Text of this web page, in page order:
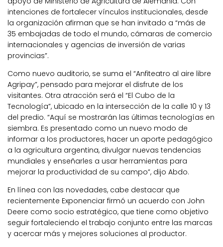
intenciones de fortalecer vínculos institucionales, desde
la organización afirman que se han invitado a “más de
35 embajadas de todo el mundo, cámaras de comercio
internacionales y agencias de inversión de varias
provincias”.
Como nuevo auditorio, se suma el “Anfiteatro al aire libre
Agripay”, pensado para mejorar el disfrute de los
visitantes. Otra atracción será el “El Cubo de la
Tecnología”, ubicado en la intersección de la calle 10 y 13
del predio. “Aquí se mostrarán las últimas tecnologías en
siembra. Es presentado como un nuevo modo de
informar a los productores, hacer un aporte pedagógico
a la agricultura argentina, divulgar nuevas tendencias
mundiales y enseñarles a usar herramientas para
mejorar la productividad de su campo”, dijo Abdo.
En línea con las novedades, cabe destacar que
recientemente Exponenciar firmó un acuerdo con John
Deere como socio estratégico, que tiene como objetivo
seguir fortaleciendo el trabajo conjunto entre las marcas
y acercar más y mejores soluciones al productor.